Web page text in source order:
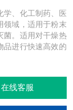
学、化工制药、医
领域，适用于粉末
菌。适用对干燥热
品进行快速高效的
在线客服